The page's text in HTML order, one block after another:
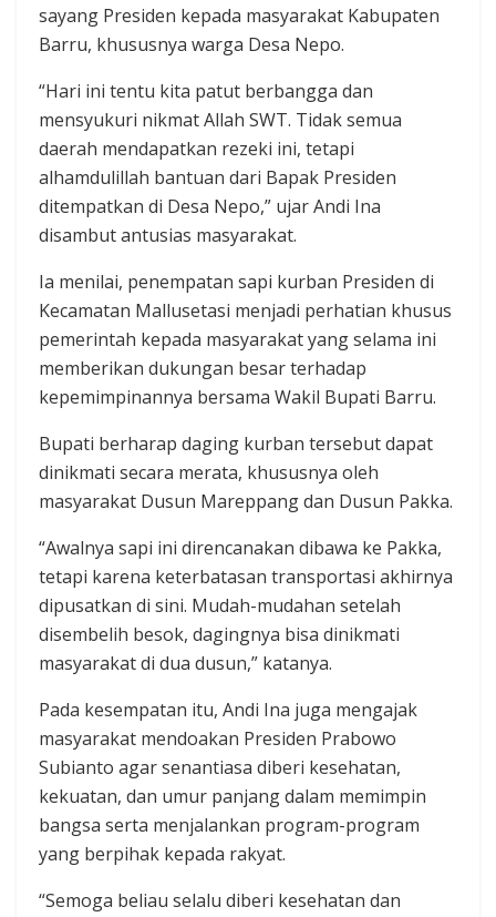
sayang Presiden kepada masyarakat Kabupaten
Barru, khususnya warga Desa Nepo.
“Hari ini tentu kita patut berbangga dan
mensyukuri nikmat Allah SWT. Tidak semua
daerah mendapatkan rezeki ini, tetapi
alhamdulillah bantuan dari Bapak Presiden
ditempatkan di Desa Nepo,” ujar Andi Ina
disambut antusias masyarakat.
Ia menilai, penempatan sapi kurban Presiden di
Kecamatan Mallusetasi menjadi perhatian khusus
pemerintah kepada masyarakat yang selama ini
memberikan dukungan besar terhadap
kepemimpinannya bersama Wakil Bupati Barru.
Bupati berharap daging kurban tersebut dapat
dinikmati secara merata, khususnya oleh
masyarakat Dusun Mareppang dan Dusun Pakka.
“Awalnya sapi ini direncanakan dibawa ke Pakka,
tetapi karena keterbatasan transportasi akhirnya
dipusatkan di sini. Mudah-mudahan setelah
disembelih besok, dagingnya bisa dinikmati
masyarakat di dua dusun,” katanya.
Pada kesempatan itu, Andi Ina juga mengajak
masyarakat mendoakan Presiden Prabowo
Subianto agar senantiasa diberi kesehatan,
kekuatan, dan umur panjang dalam memimpin
bangsa serta menjalankan program-program
yang berpihak kepada rakyat.
“Semoga beliau selalu diberi kesehatan dan